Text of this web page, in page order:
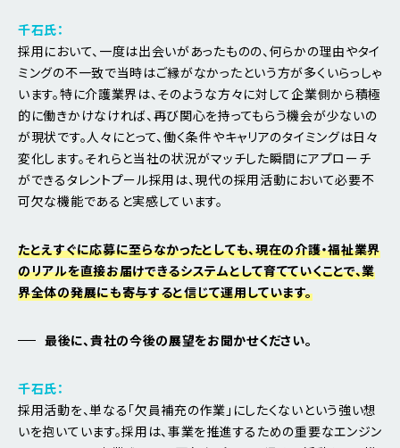
千石氏：
採用において、一度は出会いがあったものの、何らかの理由やタイ
ミングの不一致で当時はご縁がなかったという方が多くいらっしゃ
います。特に介護業界は、そのような方々に対して企業側から積極
的に働きかけなければ、再び関心を持ってもらう機会が少ないの
が現状です。人々にとって、働く条件やキャリアのタイミングは日々
変化します。それらと当社の状況がマッチした瞬間にアプローチ
ができるタレントプール採用は、現代の採用活動において必要不
可欠な機能であると実感しています。
たとえすぐに応募に至らなかったとしても、現在の介護・福祉業界
のリアルを直接お届けできるシステムとして育てていくことで、業
界全体の発展にも寄与すると信じて運用しています。
最後に、貴社の今後の展望をお聞かせください。
千石氏：
採用活動を、単なる「欠員補充の作業」にしたくないという強い想
いを抱いています。採用は、事業を推進するための重要なエンジン